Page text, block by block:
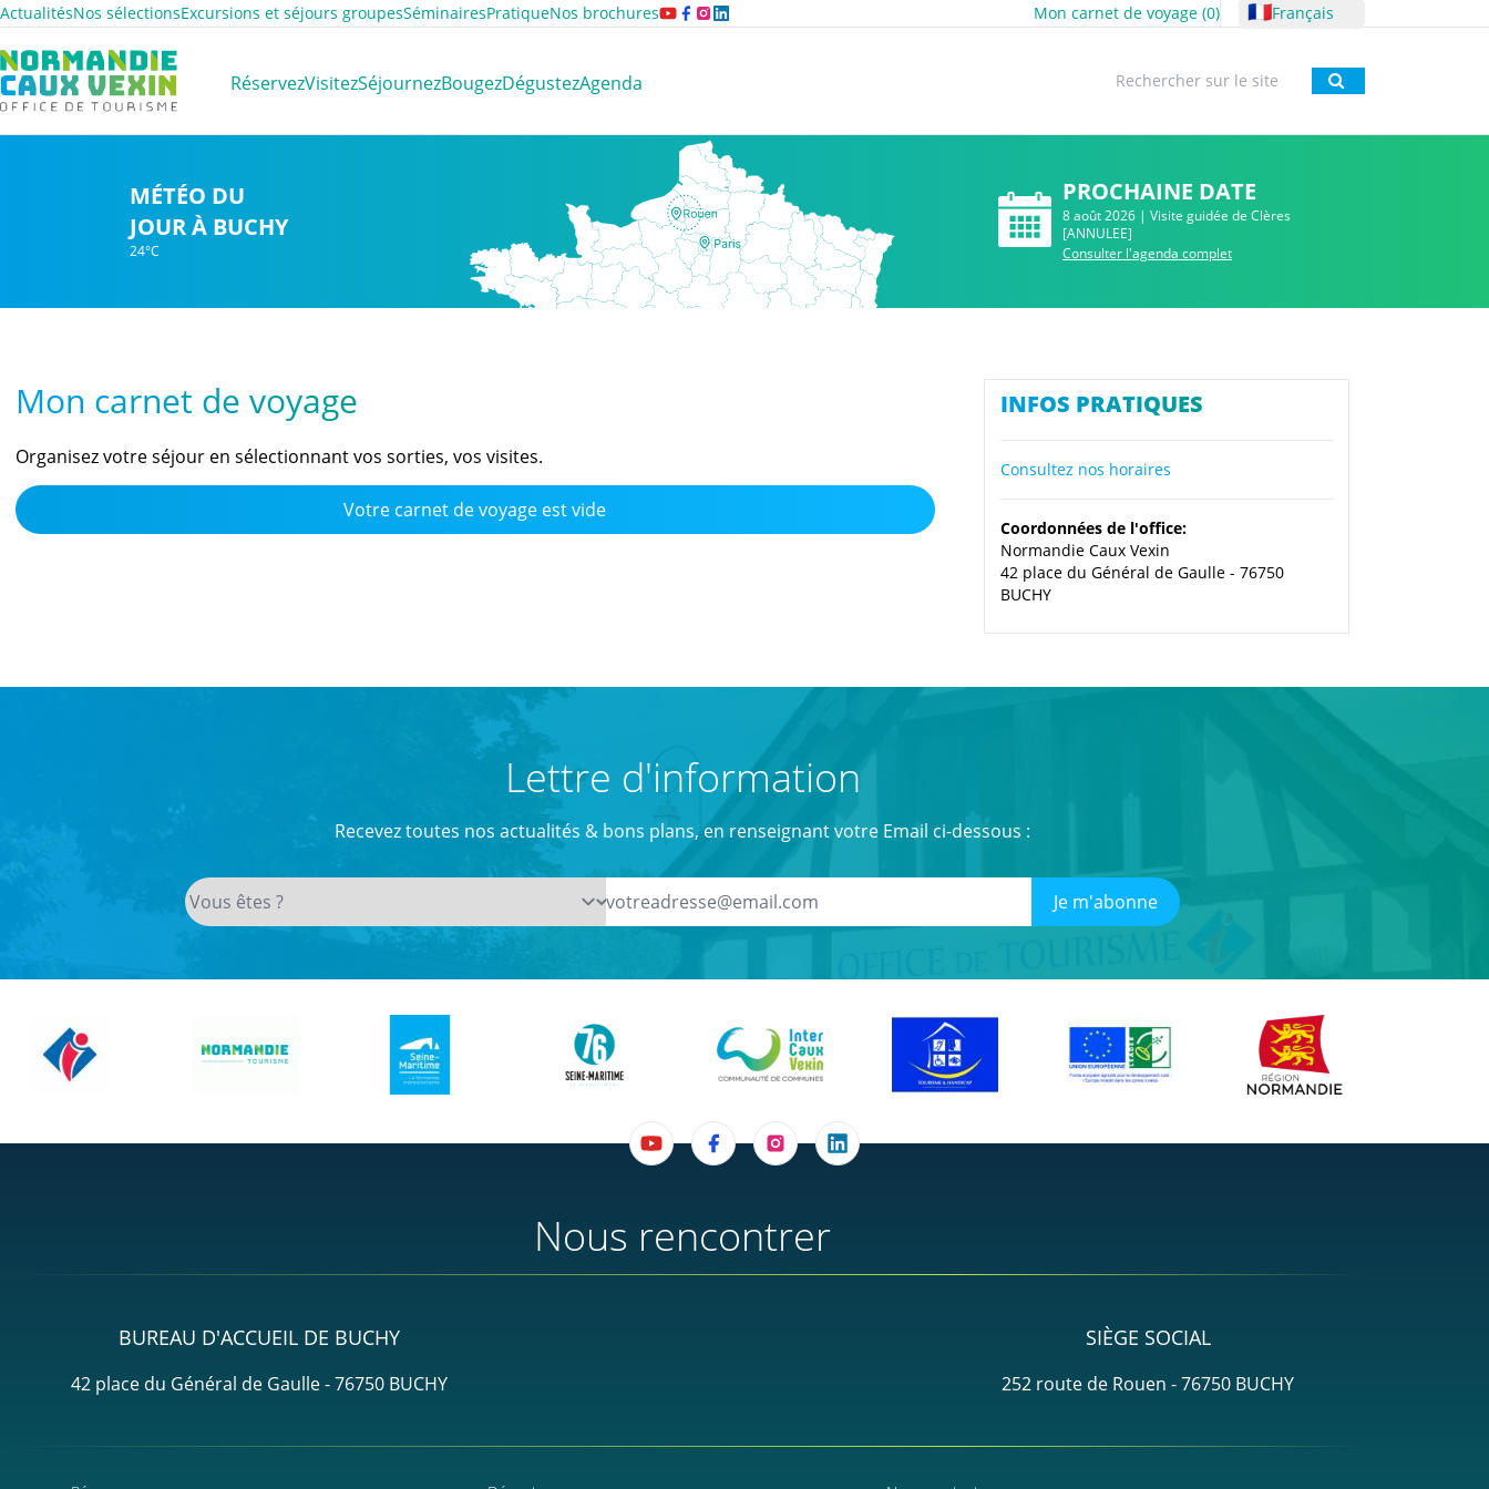
ActualitésNos sélectionsExcursions et séjours groupesSéminairesPratiqueNos brochures Mon carnet de voyage (0) 🇫🇷Français
Normandie Caux Vexin
RéservezVisitezSéjournezBougezDégustezAgenda Rechercher
MÉTÉO DU
JOUR À BUCHY
24°C
PROCHAINE DATE
8 août 2026 | Visite guidée de Clères
[ANNULEE]
Consulter l'agenda complet
Mon carnet de voyage
Organisez votre séjour en sélectionnant vos sorties, vos visites.
Votre carnet de voyage est vide
INFOS PRATIQUES
Consultez nos horaires
Coordonnées de l'office:
Normandie Caux Vexin
42 place du Général de Gaulle - 76750
BUCHY
Lettre d'information
Recevez toutes nos actualités & bons plans, en renseignant votre Email ci-dessous :
Je m'abonne
Nous rencontrer
BUREAU D'ACCUEIL DE BUCHY
42 place du Général de Gaulle - 76750 BUCHY
SIÈGE SOCIAL
252 route de Rouen - 76750 BUCHY